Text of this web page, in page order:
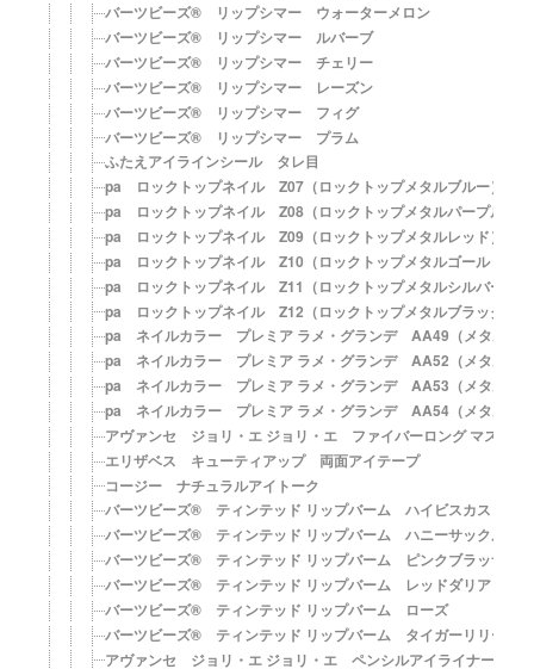
バーツビーズ® リップシマー ウォーターメロン
バーツビーズ® リップシマー ルバーブ
バーツビーズ® リップシマー チェリー
バーツビーズ® リップシマー レーズン
バーツビーズ® リップシマー フィグ
バーツビーズ® リップシマー プラム
ふたえアイラインシール タレ目
pa ロックトップネイル Z07（ロックトップメタルブルー）
pa ロックトップネイル Z08（ロックトップメタルパープル）
pa ロックトップネイル Z09（ロックトップメタルレッド）
pa ロックトップネイル Z10（ロックトップメタルゴールド）
pa ロックトップネイル Z11（ロックトップメタルシルバー）
pa ロックトップネイル Z12（ロックトップメタルブラック）
pa ネイルカラー プレミア ラメ・グランデ AA49（メタルブ
pa ネイルカラー プレミア ラメ・グランデ AA52（メタルミ
pa ネイルカラー プレミア ラメ・グランデ AA53（メタルス
pa ネイルカラー プレミア ラメ・グランデ AA54（メタルレ
アヴァンセ ジョリ・エ ジョリ・エ ファイバーロング マスカラ
エリザベス キューティアップ 両面アイテープ
コージー ナチュラルアイトーク
バーツビーズ® ティンテッド リップバーム ハイビスカス
バーツビーズ® ティンテッド リップバーム ハニーサックル
バーツビーズ® ティンテッド リップバーム ピンクブラッサム
バーツビーズ® ティンテッド リップバーム レッドダリア
バーツビーズ® ティンテッド リップバーム ローズ
バーツビーズ® ティンテッド リップバーム タイガーリリー
アヴァンセ ジョリ・エ ジョリ・エ ペンシルアイライナー（デ